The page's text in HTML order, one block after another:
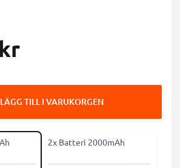
LÄGG TILL I VARUKORGEN
2x Batteri 2000mAh